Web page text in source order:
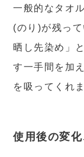
一般的なタオ
(のり)が残っ
晒し先染め」
す一手間を加
を吸ってくれま
使用後の変